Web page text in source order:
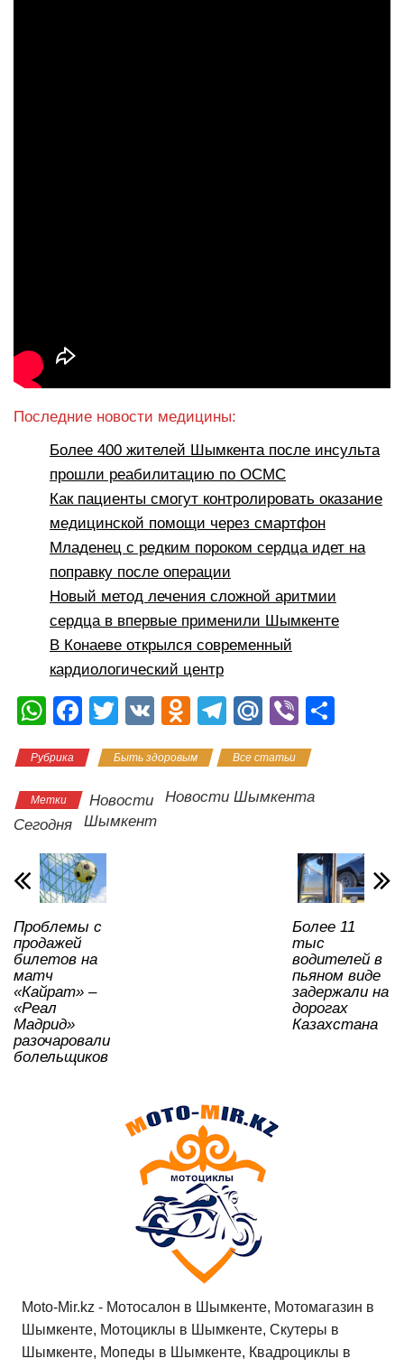
Последние новости медицины:
Более 400 жителей Шымкента после инсульта
прошли реабилитацию по ОСМС
Как пациенты смогут контролировать оказание
медицинской помощи через смартфон
Младенец с редким пороком сердца идет на
поправку после операции
Новый метод лечения сложной аритмии
сердца в впервые применили Шымкенте
В Конаеве открылся современный
кардиологический центр
W
at
s
A
p
p
F
c
e
b
o
o
k
T
tt
er
V
O
n
o
T
e
gr
M
.R
u
Vi
er
и
ть
Рубрика Быть здоровым Все статьи
Метки Новости
Новости Шымкента
Сегодня
Шымкент
Проблемы с
продажей
билетов на
матч
«Кайрат» –
«Реал
Мадрид»
разочаровали
болельщиков
Более 11
тыс
водителей в
пьяном виде
задержали на
дорогах
Казахстана
Moto-Mir.kz - Мотосалон в Шымкенте, Мотомагазин в
Шымкенте, Мотоциклы в Шымкенте, Скутеры в
Шымкенте, Мопеды в Шымкенте, Квадроциклы в